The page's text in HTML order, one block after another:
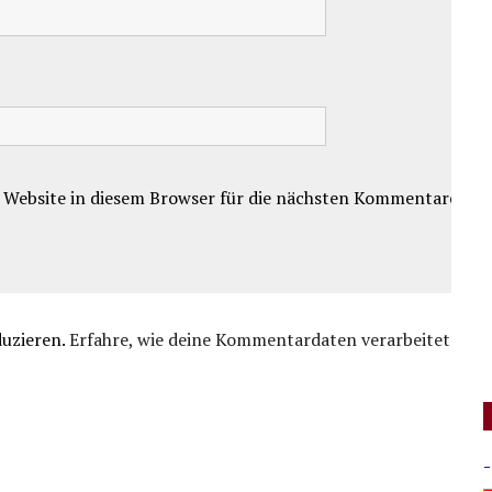
in diesem Browser für die nächsten Kommentare.
Erfahre, wie deine Kommentardaten verarbeitet